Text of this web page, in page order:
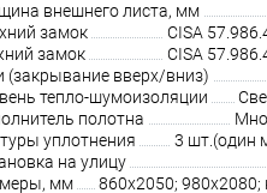
внешнего листа, мм
замок
CISA
замок
CISA
(закрывание вверх/вниз)
тепло-шумоизоляции
полотна
уплотнения
3 шт.(один
на улицу
мм
860х2050; 980х2080;